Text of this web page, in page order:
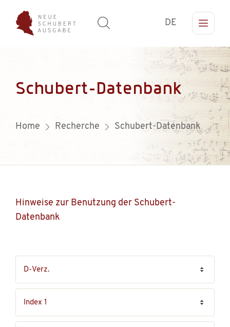
DE
Schubert-Datenbank
Home Recherche Schubert-Datenbank
Hinweise zur Benutzung der Schubert-
Datenbank